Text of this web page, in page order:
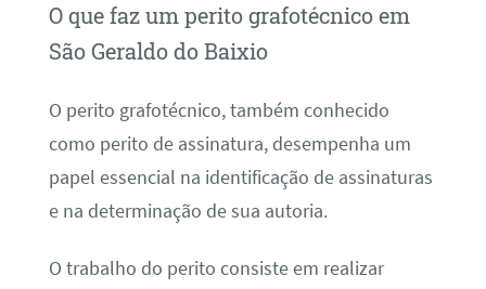
O que faz um perito grafotécnico em
São Geraldo do Baixio
O perito grafotécnico, também conhecido
como perito de assinatura, desempenha um
papel essencial na identificação de assinaturas
e na determinação de sua autoria.
O trabalho do perito consiste em realizar